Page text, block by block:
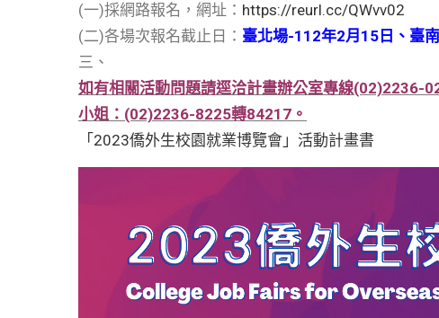
(一)採網路報名，網址： https://reurl.cc/QWvv02
(二)各場次報名截止日： 臺北場-112年2月15日、臺
三、
如有相關活動問題請逕洽計畫辦公室專線
小姐：(02)2236-8225轉84217。
「2023僑外生校園就業博覽會」活動計畫書